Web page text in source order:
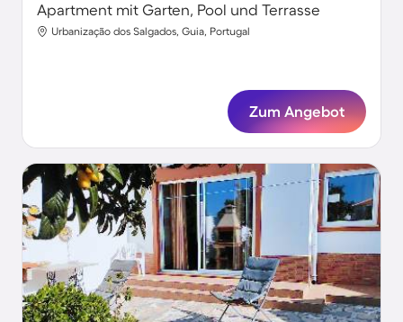
Apartment mit Garten, Pool und Terrasse
Urbanização dos Salgados, Guia, Portugal
Zum Angebot